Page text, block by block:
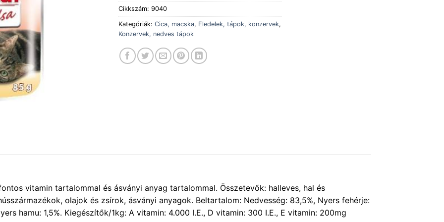
Cikkszám: 9040
Kategóriák: Cica, macska, Eledelek, tápok, konzervek,
Konzervek, nedves tápok
vitamin tartalommal és ásványi anyag tartalommal. Összetevők: halleves, hal és
olajok és zsírok, ásványi anyagok. Beltartalom: Nedvesség: 83,5%, Nyers fehérje:
hamu: 1,5%. Kiegészítők/1kg: A vitamin: 4.000 I.E., D vitamin: 300 I.E., E vitamin: 200mg